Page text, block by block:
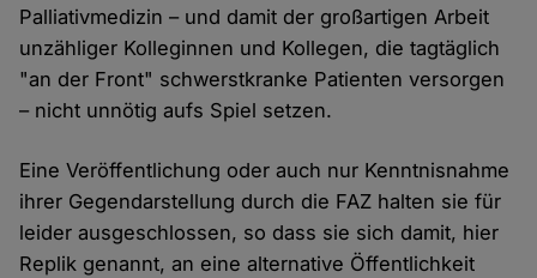
Palliativmedizin – und damit der großartigen Arbeit
unzähliger Kolleginnen und Kollegen, die tagtäglich
"an der Front" schwerstkranke Patienten versorgen
– nicht unnötig aufs Spiel setzen.
Eine Veröffentlichung oder auch nur Kenntnisnahme
ihrer Gegendarstellung durch die FAZ halten sie für
leider ausgeschlossen, so dass sie sich damit, hier
Replik genannt, an eine alternative Öffentlichkeit